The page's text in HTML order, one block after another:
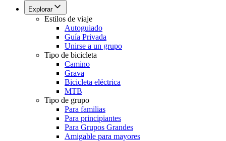
Explorar
Estilos de viaje
Autoguiado
Guía Privada
Unirse a un grupo
Tipo de bicicleta
Camino
Grava
Bicicleta eléctrica
MTB
Tipo de grupo
Para familias
Para principiantes
Para Grupos Grandes
Amigable para mayores